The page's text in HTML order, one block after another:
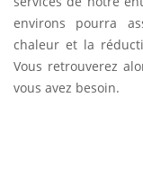
environs pourra
chaleur et la
Vous retrouverez
vous avez besoin.